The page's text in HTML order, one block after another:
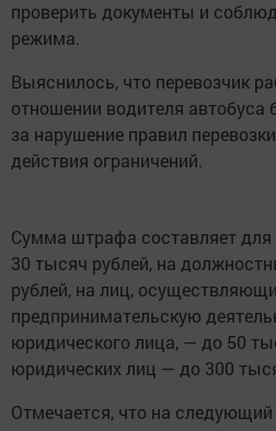
проверить документы и
режима.
Выяснилось, что перевозчик
отношении водителя автобуса
за нарушение правил
действия ограничений.
Сумма штрафа составляет для
30 тысяч рублей, на
рублей, на лиц,
предпринимательскую
юридического лица, — до 50
юридических лиц — до 300
Отмечается, что на